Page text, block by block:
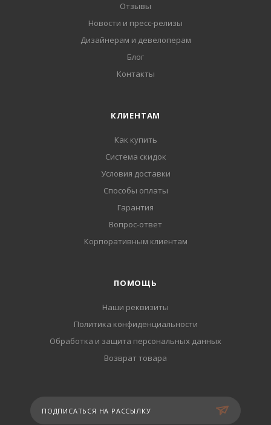
Отзывы
Новости и пресс-релизы
Дизайнерам и девелоперам
Блог
Контакты
КЛИЕНТАМ
Как купить
Система скидок
Условия доставки
Способы оплаты
Гарантия
Вопрос-ответ
Корпоративным клиентам
ПОМОЩЬ
Наши реквизиты
Политика конфиденциальности
Обработка и защита персональных данных
Возврат товара
ПОДПИСАТЬСЯ НА РАССЫЛКУ